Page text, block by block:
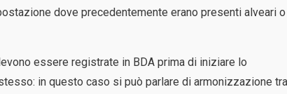
dove precedentemente erano presenti alveari o
essere registrate in BDA prima di iniziare lo
in questo caso si può parlare di armonizzazione tra